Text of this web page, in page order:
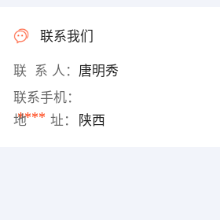
联系我们
联 系 人： 唐明秀
联系手机：
****
地 址： 陕西